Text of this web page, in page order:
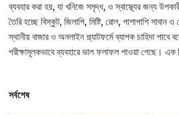
ব্যবহার করা হয়, যা খনিজে সমৃদ্ধ, ও স্বাস্থ্যের জন্য
তৈরি হচ্ছে বিস্কুট, জিলাপি, মিষ্টি, রোল, পাশাপাশি
স্থানীয় বাজার ও অনলাইন প্ল্যাটফর্মে ব্যাপক চাহিদা পাবে
পরীক্ষামূলকভাবে ব্যবহারে ভাল ফলাফল পাওয়া গেছে। এক
সর্বশেষ